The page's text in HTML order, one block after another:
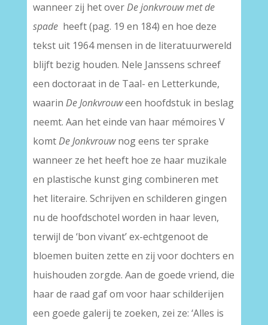
wanneer zij het overDe jonkvrouw met de
spade heeft (pag. 19 en 184) en hoe deze
tekst uit 1964 mensen in de literatuurwereld
blijft bezig houden. Nele Janssens schreef
een doctoraat in de Taal- en Letterkunde,
waarin De Jonkvrouween hoofdstuk in beslag
neemt. Aan het einde van haar mémoires V
komtDe Jonkvrouwnog eens ter sprake
wanneer ze het heeft hoe ze haar muzikale
en plastische kunst ging combineren met
het literaire. Schrijven en schilderen gingen
nu de hoofdschotel worden in haar leven,
terwijl de ‘bon vivant’ ex-echtgenoot de
bloemen buiten zette en zij voor dochters en
huishouden zorgde. Aan de goede vriend, die
haar de raad gaf om voor haar schilderijen
een goede galerij te zoeken, zei ze: ‘Alles is